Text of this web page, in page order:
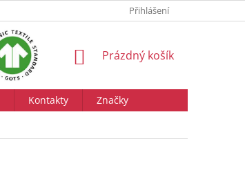
Přihlášení
NÁKUPNÍ
Prázdný košík
Kontakty
Značky